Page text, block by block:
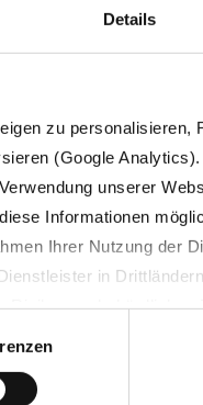
Details
zu
(Google Analytics).
unserer
Informationen
Ihrer Nutzung der
in
von